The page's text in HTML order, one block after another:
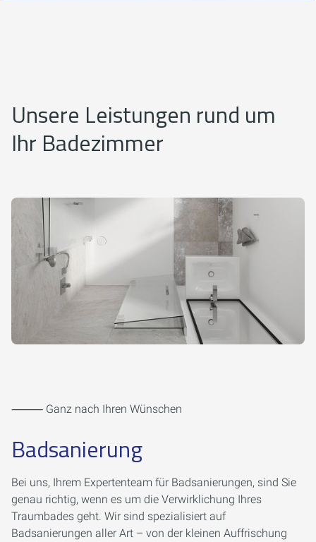
Unsere Leistungen rund um
Ihr Badezimmer
⸻ Ganz nach Ihren Wünschen
Badsanierung
Bei uns, Ihrem Expertenteam für Badsanierungen, sind Sie
genau richtig, wenn es um die Verwirklichung Ihres
Traumbades geht. Wir sind spezialisiert auf
Badsanierungen aller Art – von der kleinen Auffrischung